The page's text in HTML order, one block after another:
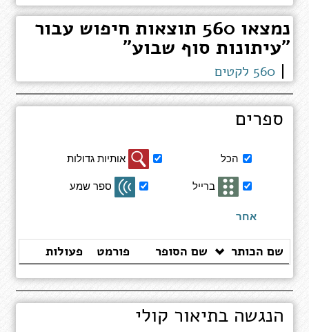
נמצאו 560 תוצאות חיפוש עבור
"עיתונות סוף שבוע"
560 לקטים
ספרים
תוצאות
הכל
אותיות גדולות
ברייל
ספר שמע
אחר
שם הכותר שם הסופר פורמט פעולות
הנגשה בתיאור קולי